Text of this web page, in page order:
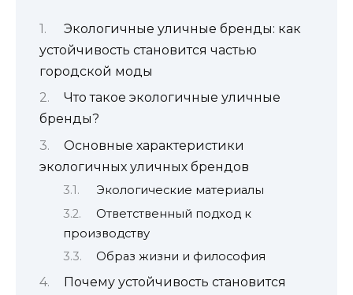
Экологичные уличные бренды: как
устойчивость становится частью
городской моды
Что такое экологичные уличные
бренды?
Основные характеристики
экологичных уличных брендов
Экологические материалы
Ответственный подход к
производству
Образ жизни и философия
Почему устойчивость становится